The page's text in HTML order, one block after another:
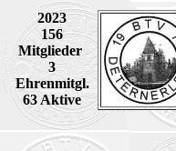
2023
156
Mitglieder
3
Ehrenmitgl.
63 Aktive